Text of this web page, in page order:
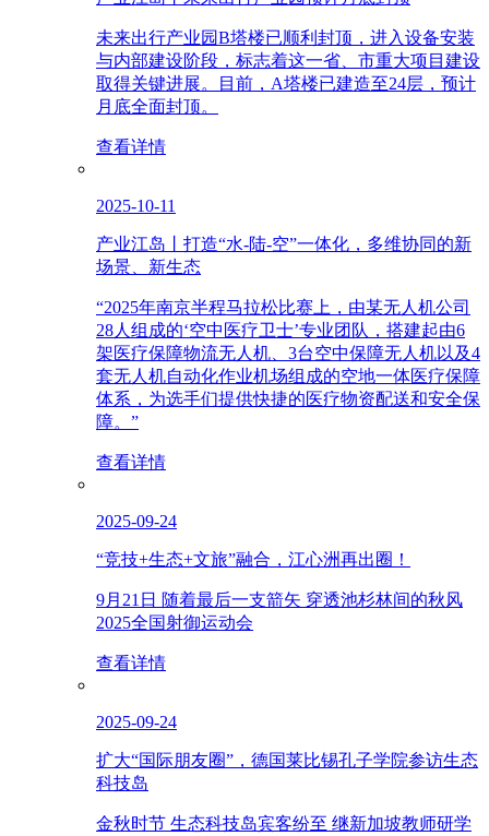
未来出行产业园B塔楼已顺利封顶，进入设备安装
与内部建设阶段，标志着这一省、市重大项目建设
取得关键进展。目前，A塔楼已建造至24层，预计
月底全面封顶。
查看详情
2025-10-11
产业江岛丨打造“水-陆-空”一体化，多维协同的新
场景、新生态
“2025年南京半程马拉松比赛上，由某无人机公司
28人组成的‘空中医疗卫士’专业团队，搭建起由6
架医疗保障物流无人机、3台空中保障无人机以及4
套无人机自动化作业机场组成的空地一体医疗保障
体系，为选手们提供快捷的医疗物资配送和安全保
障。”
查看详情
2025-09-24
“竞技+生态+文旅”融合，江心洲再出圈！
9月21日 随着最后一支箭矢 穿透池杉林间的秋风
2025全国射御运动会
查看详情
2025-09-24
扩大“国际朋友圈”，德国莱比锡孔子学院参访生态
科技岛
金秋时节 生态科技岛宾客纷至 继新加坡教师研学